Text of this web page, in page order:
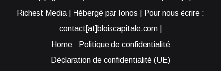
Richest Media | Hébergé par Ionos | Pour nous écrire :
contact[at]bloiscapitale.com |
Home
Politique de confidentialité
Déclaration de confidentialité (UE)